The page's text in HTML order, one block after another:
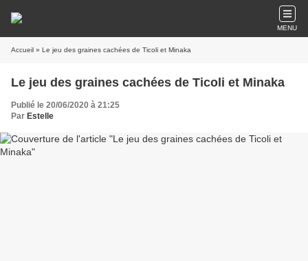
MENU
Accueil » Le jeu des graines cachées de Ticoli et Minaka
Le jeu des graines cachées de Ticoli et Minaka
Publié le 20/06/2020 à 21:25
Par Estelle